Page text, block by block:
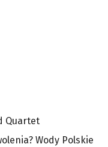
Quartet
Wody Polskie